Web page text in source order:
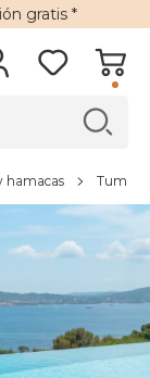
gratis*
hamacas